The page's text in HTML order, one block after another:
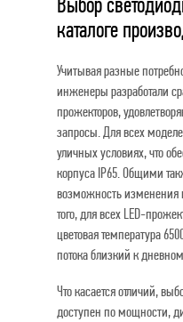
каталоге
Учитывая разные
инженеры разработали
прожекторов,
запросы. Для всех
уличных условиях, что
корпуса IP65. Общими
возможность изменения
того, для всех LED-
цветовая температура
потока близкий к
Что касается отличий,
доступен по мощности,